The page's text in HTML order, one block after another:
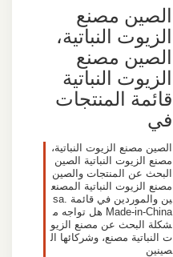
الصين مصنع
الزيوت النباتية،
الصين مصنع
الزيوت النباتية
قائمة المنتجات
في
الصين مصنع الزيوت النباتية،
مصنع الزيوت النباتية الصين
البحث عن المنتجات والصين
مصنع الزيوت النباتية المصنع
ين والموردين في قائمة sa.
Made-in-China هل تواجه م
شكلة البحث عن مصنع الزيو
ت النباتية مصنع، وشركائها ال
صينين